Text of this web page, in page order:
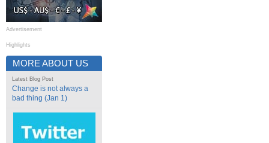
Advertisement
Highlights
MORE ABOUT US
Latest Blog Post
Change is not always a
bad thing (Jan 1)